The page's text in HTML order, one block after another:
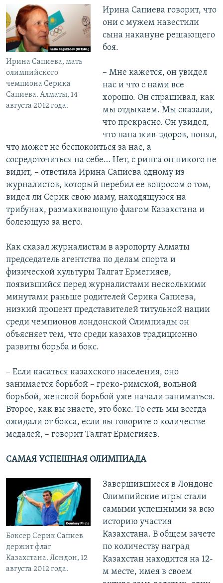
Ирина Сапиева, мать
олимпийского
чемпиона Серика
Сапиева. Алматы, 14
августа 2012 года.
Ирина Сапиева говорит, что
они с мужем навестили
сына накануне решающего
боя.
– Мне кажется, он увидел
нас и что с нами все
хорошо. Он спрашивал, как
мы отдыхаем. Мы сказали,
что прекрасно. Он увидел,
что папа жив-здоров, понял,
что может не беспокоиться за нас, а
сосредоточиться на себе… Нет, с ринга он никого не
видит, – ответила Ирина Сапиева одному из
журналистов, который перебил ее вопросом о том,
видел ли Серик свою маму, находящуюся на
трибунах, размахивающую флагом Казахстана и
болеющую за него.
Как сказал журналистам в аэропорту Алматы
председатель агентства по делам спорта и
физической культуры Талгат Ермегияев,
появившийся перед журналистами несколькими
минутами раньше родителей Серика Сапиева,
низкий процент представителей титульной нации
среди чемпионов лондонской Олимпиады он
объясняет тем, что среди казахов традиционно
развиты борьба и бокс.
– Если касаться казахского населения, оно
занимается борьбой – греко-римской, вольной
борьбой, женской борьбой уже начали заниматься.
Второе, как вы знаете, это бокс. То есть мы всегда
ожидали от бокса, если вы говорите о количестве
медалей, – говорит Талгат Ермегияев.
САМАЯ УСПЕШНАЯ ОЛИМПИАДА
Боксер Серик Сапиев
держит флаг
Казахстана. Лондон, 12
августа 2012 года.
Завершившиеся в Лондоне
Олимпийские игры стали
самыми успешными за всю
историю участия
Казахстана. В общем зачете
по количеству наград
Казахстан находится на 12-
м месте, имея в своем